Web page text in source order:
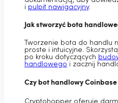
i pulpit nawigacyjny.
Jak stworzyć bota
Tworzenie bota do handlu
proste i intuicyjne.
po kroku dotyczących
handlowego i zacznij
Czy bot handlowy